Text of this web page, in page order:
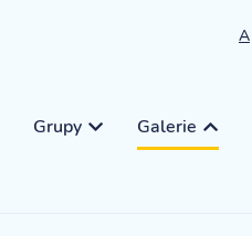
A
Grupy Galerie